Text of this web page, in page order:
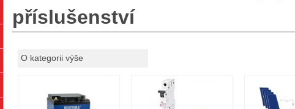
příslušenství
O kategorii výše